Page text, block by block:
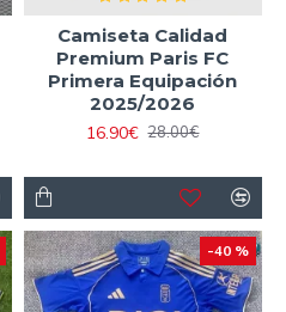
Camiseta Calidad
Premium Paris FC
Primera Equipación
2025/2026
16.90€ 28.00€
-40 %